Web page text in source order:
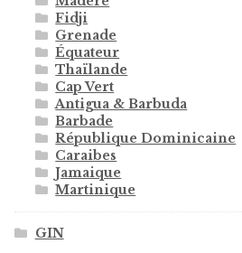
Fidji
Grenade
Équateur
Thaïlande
Cap Vert
Antigua & Barbuda
Barbade
République Dominicaine
Caraibes
Jamaique
Martinique
GIN